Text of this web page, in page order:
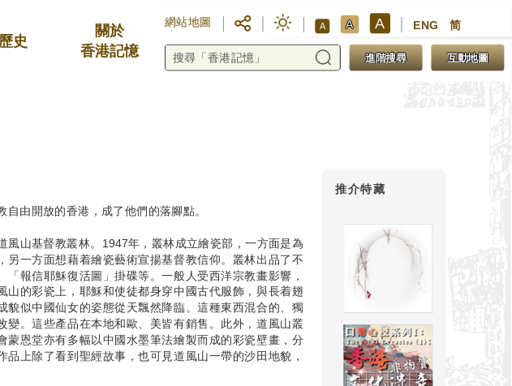
史
關於
香港記憶
網站地圖 A A A ENG 简
進階搜尋 互動地圖
由開放的香港，成了他們的落腳點。
山基督教叢林。1947年，叢林成立繪瓷部，一方面是為
一方面想藉着繪瓷藝術宣揚基督教信仰。叢林出品了不
報信耶穌復活圖」掛碟等。一般人受西洋宗教畫影響，
的彩瓷上，耶穌和使徒都身穿中國古代服飾，與長着翅
似中國仙女的姿態從天飄然降臨。這種東西混合的、獨
。這些產品在本地和歐、美皆有銷售。此外，道風山叢
恩堂亦有多幅以中國水墨筆法繪製而成的彩瓷壁畫，分
上除了看到聖經故事，也可見道風山一帶的沙田地貌，
推介特藏